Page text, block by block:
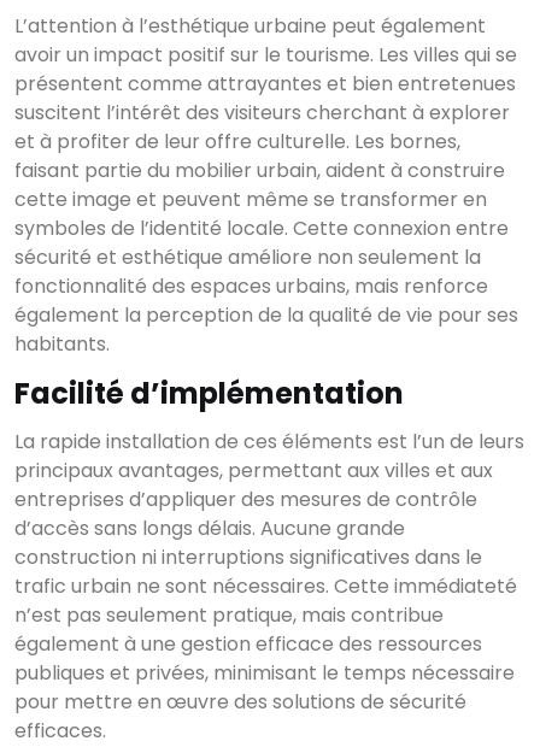
L’attention à l’esthétique urbaine peut également
avoir un impact positif sur le tourisme. Les villes qui se
présentent comme attrayantes et bien entretenues
suscitent l’intérêt des visiteurs cherchant à explorer
et à profiter de leur offre culturelle. Les bornes,
faisant partie du mobilier urbain, aident à construire
cette image et peuvent même se transformer en
symboles de l’identité locale. Cette connexion entre
sécurité et esthétique améliore non seulement la
fonctionnalité des espaces urbains, mais renforce
également la perception de la qualité de vie pour ses
habitants.
Facilité d’implémentation
La rapide installation de ces éléments est l’un de leurs
principaux avantages, permettant aux villes et aux
entreprises d’appliquer des mesures de contrôle
d’accès sans longs délais. Aucune grande
construction ni interruptions significatives dans le
trafic urbain ne sont nécessaires. Cette immédiateté
n’est pas seulement pratique, mais contribue
également à une gestion efficace des ressources
publiques et privées, minimisant le temps nécessaire
pour mettre en œuvre des solutions de sécurité
efficaces.